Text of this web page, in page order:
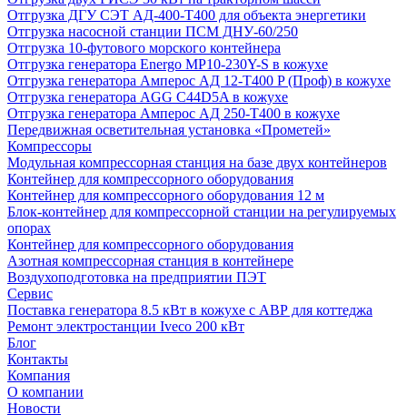
Отгрузка ДГУ СЭТ АД-400-Т400 для объекта энергетики
Отгрузка насосной станции ПСМ ДНУ-60/250
Отгрузка 10-футового морского контейнера
Отгрузка генератора Energo MP10-230Y-S в кожухе
Отгрузка генератора Амперос АД 12-Т400 P (Проф) в кожухе
Отгрузка генератора AGG C44D5A в кожухе
Отгрузка генератора Амперос АД 250-Т400 в кожухе
Передвижная осветительная установка «Прометей»
Компрессоры
Модульная компрессорная станция на базе двух контейнеров
Контейнер для компрессорного оборудования
Контейнер для компрессорного оборудования 12 м
Блок-контейнер для компрессорной станции на регулируемых
опорах
Контейнер для компрессорного оборудования
Азотная компрессорная станция в контейнере
Воздухоподготовка на предприятии ПЭТ
Сервис
Поставка генератора 8.5 кВт в кожухе с АВР для коттеджа
Ремонт электростанции Iveco 200 кВт
Блог
Контакты
Компания
О компании
Новости